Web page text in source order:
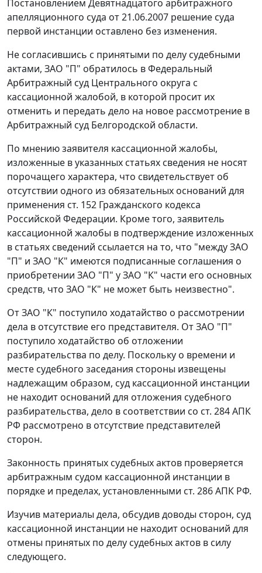
Постановлением Девятнадцатого арбитражного
апелляционного суда от 21.06.2007 решение суда
первой инстанции оставлено без изменения.
Не согласившись с принятыми по делу судебными
актами, ЗАО "П" обратилось в Федеральный
Арбитражный суд Центрального округа с
кассационной жалобой, в которой просит их
отменить и передать дело на новое рассмотрение в
Арбитражный суд Белгородской области.
По мнению заявителя кассационной жалобы,
изложенные в указанных статьях сведения не носят
порочащего характера, что свидетельствует об
отсутствии одного из обязательных оснований для
применения ст. 152 Гражданского кодекса
Российской Федерации. Кроме того, заявитель
кассационной жалобы в подтверждение изложенных
в статьях сведений ссылается на то, что "между ЗАО
"П" и ЗАО "К" имеются подписанные соглашения о
приобретении ЗАО "П" у ЗАО "К" части его основных
средств, что ЗАО "К" не может быть неизвестно".
От ЗАО "К" поступило ходатайство о рассмотрении
дела в отсутствие его представителя. От ЗАО "П"
поступило ходатайство об отложении
разбирательства по делу. Поскольку о времени и
месте судебного заседания стороны извещены
надлежащим образом, суд кассационной инстанции
не находит оснований для отложения судебного
разбирательства, дело в соответствии со ст. 284 АПК
РФ рассмотрено в отсутствие представителей
сторон.
Законность принятых судебных актов проверяется
арбитражным судом кассационной инстанции в
порядке и пределах, установленными ст. 286 АПК РФ.
Изучив материалы дела, обсудив доводы сторон, суд
кассационной инстанции не находит оснований для
отмены принятых по делу судебных актов в силу
следующего.